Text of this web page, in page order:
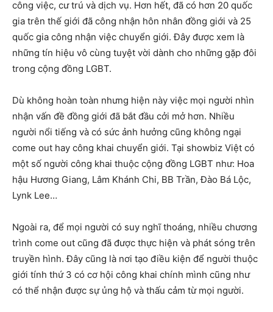
công việc, cư trú và dịch vụ. Hơn hết, đã có hơn 20 quốc
gia trên thế giới đã công nhận hôn nhân đồng giới và 25
quốc gia công nhận việc chuyển giới. Đây được xem là
những tín hiệu vô cùng tuyệt vời dành cho những gặp đôi
trong cộng đồng LGBT.
Dù không hoàn toàn nhưng hiện này việc mọi người nhìn
nhận vấn đề đồng giới đã bắt đầu cởi mở hơn. Nhiều
người nổi tiếng và có sức ảnh hưởng cũng không ngại
come out hay công khai chuyển giới. Tại showbiz Việt có
một số người công khai thuộc cộng đồng LGBT như: Hoa
hậu Hương Giang, Lâm Khánh Chi, BB Trần, Đào Bá Lộc,
Lynk Lee…
Ngoài ra, để mọi người có suy nghĩ thoáng, nhiều chương
trình come out cũng đã được thực hiện và phát sóng trên
truyền hình. Đây cũng là nơi tạo điều kiện để người thuộc
giới tính thứ 3 có cơ hội công khai chính mình cũng như
có thể nhận được sự ủng hộ và thấu cảm từ mọi người.